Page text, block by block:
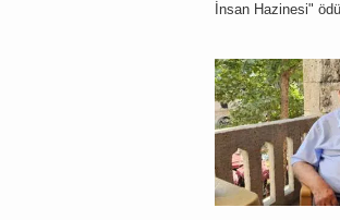
İnsan Hazinesi"